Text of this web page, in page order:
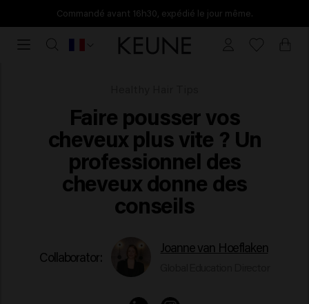
Commandé avant 16h30, expédié le jour même.
Commandé
Faire pousser vos
cheveux plus vite ? Un
professionnel des
cheveux donne des
conseils
Collaborator:
Joanne van Hoeflaken